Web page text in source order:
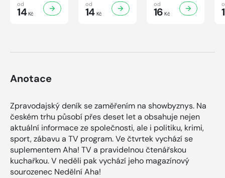
od
14Kč
od
14Kč
od
16 Kč
Anotace
Zpravodajský deník se zaměřením na showbyznys. Na
českém trhu působí přes deset let a obsahuje nejen
aktuální informace ze společnosti, ale i politiku, krimi,
sport, zábavu a TV program. Ve čtvrtek vychází se
suplementem Aha! TV a pravidelnou čtenářskou
kuchařkou. V neděli pak vychází jeho magazínový
sourozenec Nedělní Aha!